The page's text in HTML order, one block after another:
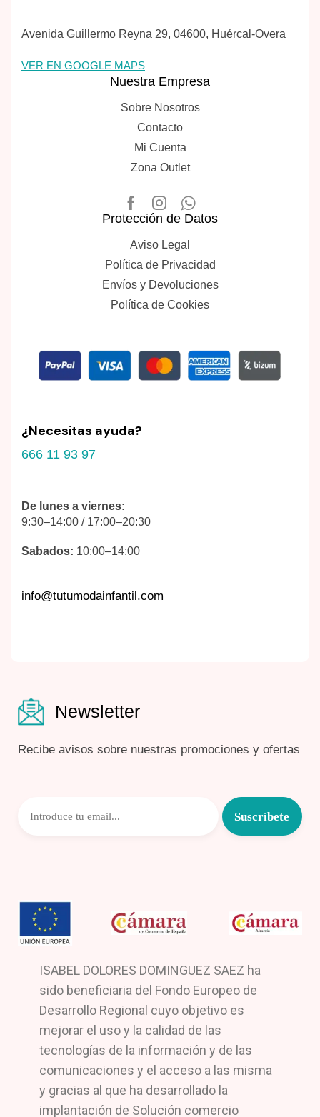
Avenida Guillermo Reyna 29, 04600, Huércal-Overa
VER EN GOOGLE MAPS
Nuestra Empresa
Sobre Nosotros
Contacto
Mi Cuenta
Zona Outlet
Protección de Datos
Aviso Legal
Política de Privacidad
Envíos y Devoluciones
Política de Cookies
¿Necesitas ayuda?
666 11 93 97
De lunes a viernes:
9:30–14:00 / 17:00–20:30
Sabados: 10:00–14:00
info@tutumodainfantil.com
Newsletter
Recibe avisos sobre nuestras promociones y ofertas
ISABEL DOLORES DOMINGUEZ SAEZ ha
sido beneficiaria del Fondo Europeo de
Desarrollo Regional cuyo objetivo es
mejorar el uso y la calidad de las
tecnologías de la información y de las
comunicaciones y el acceso a las misma
y gracias al que ha desarrollado la
implantación de Solución comercio